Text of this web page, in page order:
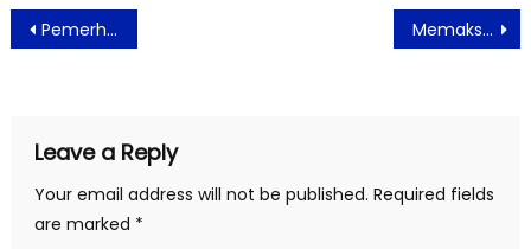
Post
navigation
Pemerhati Anak: Bermain Lato-lato Perlu Dampingan Orang Tua Memaksimalkan Potensi Besar TikTok untuk Meningkatkan Pendapatan
Leave a Reply
Your email address will not be published. Required fields
are marked *